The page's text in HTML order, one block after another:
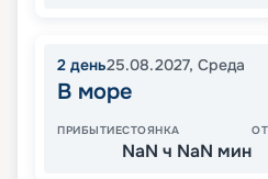
2 день25.08.2027, Среда
В море
ПРИБЫТИЕСТОЯНКА
NaN ч NaN мин